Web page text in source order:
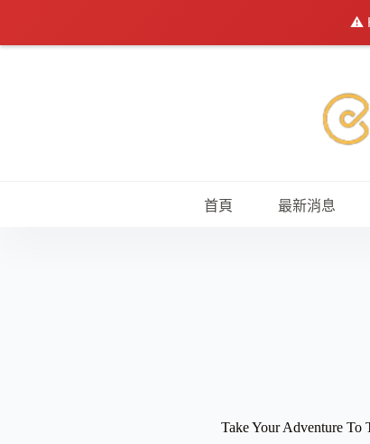
⚠️
首頁 最新消息
Take Your Adventure To